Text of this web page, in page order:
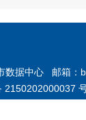
数据中心 邮箱：
2150202000037